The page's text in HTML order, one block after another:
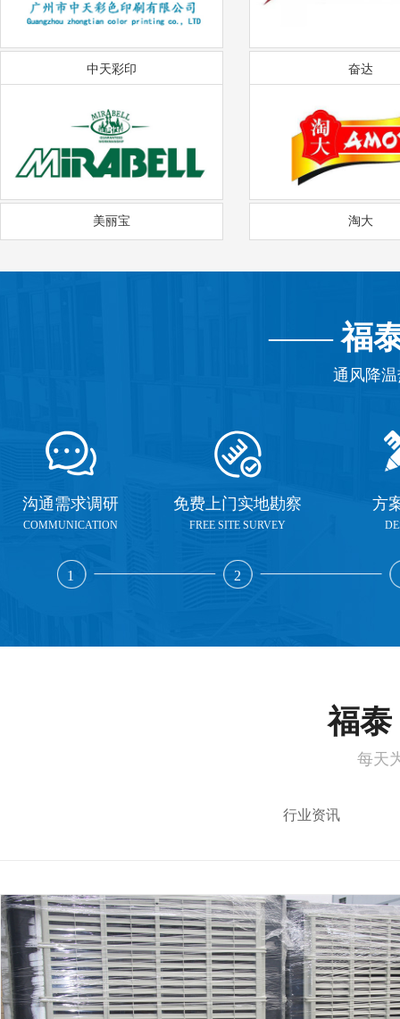
中天彩印 奋达
美丽宝 淘大
——福
通风降
沟通需求调研
COMMUNICATION
1
免费上门实地勘察
FREE SITE SURVEY
2
方
福泰
每天
行业资讯